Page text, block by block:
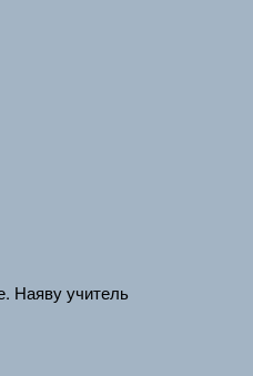
Наяву учитель